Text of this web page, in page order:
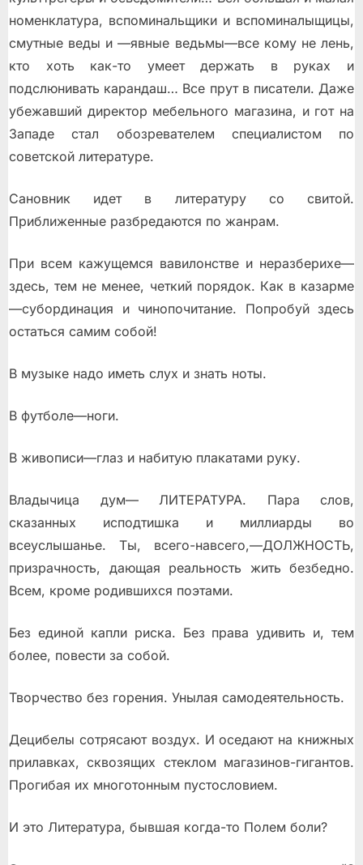
номенклатура, вспоминальщики и вспоминалыщицы,
смутные веды и —явные ведьмы—все кому не лень,
кто хоть как-то умеет держать в руках и
подслюнивать карандаш… Все прут в писатели. Даже
убежавший директор мебельного магазина, и гот на
Западе стал обозревателем специалистом по
советской литературе.
Сановник идет в литературу со свитой.
Приближенные разбредаются по жанрам.
При всем кажущемся вавилонстве и неразберихе—
здесь, тем не менее, четкий порядок. Как в казарме
—субординация и чинопочитание. Попробуй здесь
остаться самим собой!
В музыке надо иметь слух и знать ноты.
В футболе—ноги.
В живописи—глаз и набитую плакатами руку.
Владычица дум— ЛИТЕРАТУРА. Пара слов,
сказанных исподтишка и миллиарды во
всеуслышанье. Ты, всего-навсего,—ДОЛЖНОСТЬ,
призрачность, дающая реальность жить безбедно.
Всем, кроме родившихся поэтами.
Без единой капли риска. Без права удивить и, тем
более, повести за собой.
Творчество без горения. Унылая самодеятельность.
Децибелы сотрясают воздух. И оседают на книжных
прилавках, сквозящих стеклом магазинов-гигантов.
Прогибая их многотонным пустословием.
И это Литература, бывшая когда-то Полем боли?